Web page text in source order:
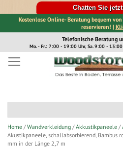
Chatten Sie
Kostenlose Online- Beratung bequem
reservieren! |
Inhalt
Telefonische Beratung
Mo. - Fr.: 7:00 - 19:00 Uhr, Sa. 9:00 -
Home Wandverkleidung Akkustikpaneele
Akustikpaneele, schallabsorbierend, Bambus
mm in der Länge 2,7 m